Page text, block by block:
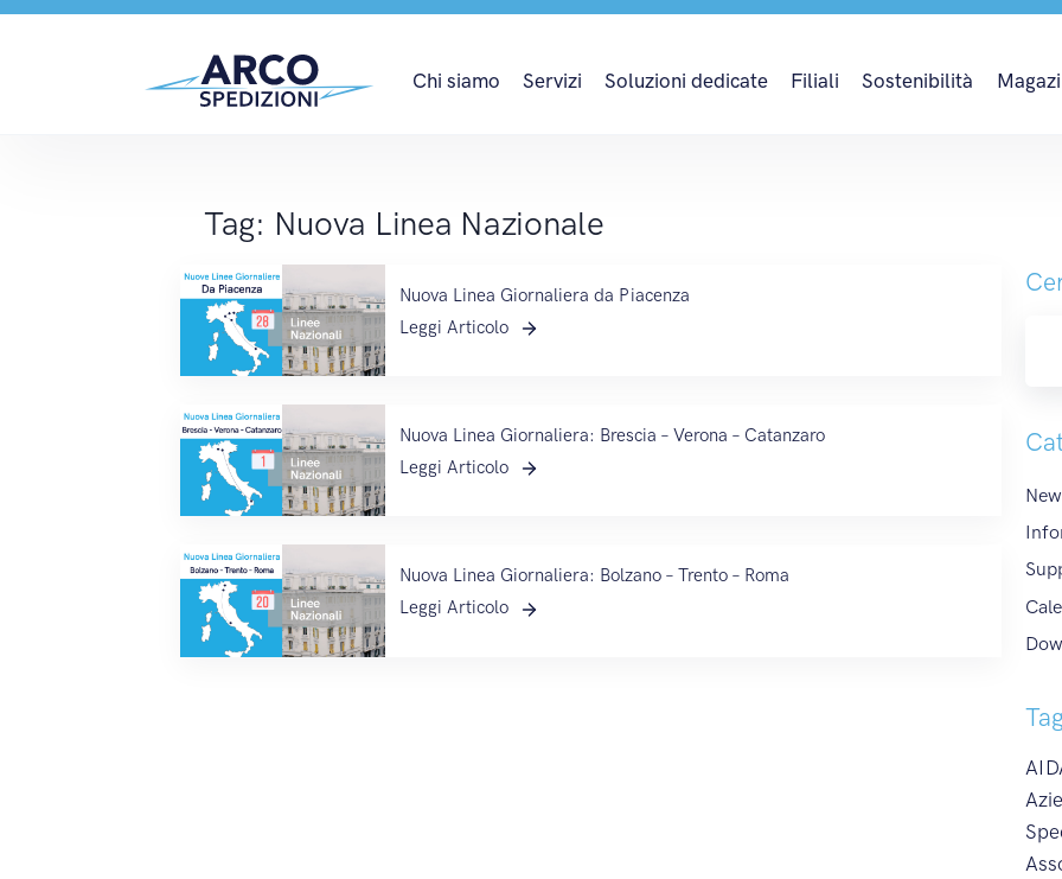
Chi siamo Servizi Soluzioni dedicate Filiali Sostenibilità
Nuova Linea Nazionale
Tag: Nuova Linea Nazionale
Nuova Linea Giornaliera da Piacenza
Leggi Articolo
Nuova Linea Giornaliera: Brescia – Verona – Catanzaro
Leggi Articolo
Nuova Linea Giornaliera: Bolzano – Trento – Roma
Leggi Articolo